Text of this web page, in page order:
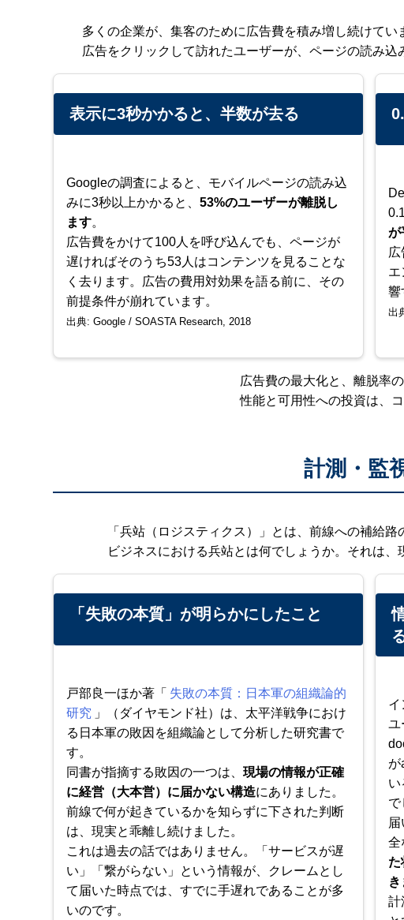
多くの企業が、集客のために広告費を積み増し続けて
広告をクリックして訪れたユーザーが、ページの読み
表示に3秒かかると、半数が去る
Googleの調査によると、モバイルページの読み込
みに3秒以上かかると、53%のユーザーが離脱し
ます。
広告費をかけて100人を呼び込んでも、ページが
遅ければそのうち53人はコンテンツを見ることな
く去ります。広告の費用対効果を語る前に、その
前提条件が崩れています。
出典: Google / SOASTA Research, 2018
が
エ
響
出
広告費の最大化と、離脱率
性能と可用性への投資は、
計測・監
「兵站（ロジスティクス）」とは、前線への補給
ビジネスにおける兵站とは何でしょうか。それは
「失敗の本質」が明らかにしたこと
戸部良一ほか著「 失敗の本質：日本軍の組織論的
研究 」（ダイヤモンド社）は、太平洋戦争におけ
る日本軍の敗因を組織論として分析した研究書で
す。
同書が指摘する敗因の一つは、現場の情報が正確
に経営（大本営）に届かない構造にありました。
前線で何が起きているかを知らずに下された判断
は、現実と乖離し続けました。
これは過去の話ではありません。「サービスが遅
い」「繋がらない」という情報が、クレームとし
て届いた時点では、すでに手遅れであることが多
いのです。
イ
ユ
が
で
全
た
き
計